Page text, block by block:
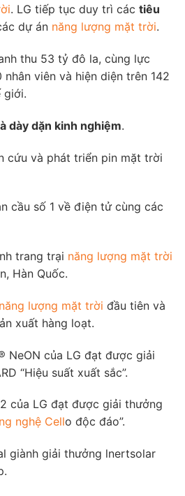
. LG tiếp tục duy trì các tiêu
dự án năng lượng mặt trời.
thu 53 tỷ đô la, cùng lực
viên và hiện diện trên 142
giới.
dày dặn kinh nghiệm.
cứu và phát triển pin mặt trời
cầu số 1 về điện tử cùng các
trang trại năng lượng mặt trời
Hàn Quốc.
lượng mặt trời đầu tiên và
xuất hàng loạt.
NeON của LG đạt được giải
“Hiệu suất xuất sắc”.
của LG đạt được giải thưởng
nghệ Cello độc đáo”.
giành giải thưởng lnertsolar